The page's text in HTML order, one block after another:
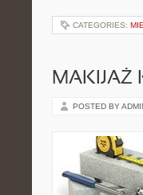
CATEGORIES:
MAKIJAŻ
POSTED BY